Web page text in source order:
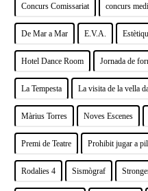
Concurs Comissariat concurs
De Mar a Mar E.V.A.
Hotel Dance Room Jornada de
La Tempesta La visita de la vella
Màrius Torres Noves Escenes
Premi de Teatre Prohibit jugar a
Rodalies 4 Sismògraf